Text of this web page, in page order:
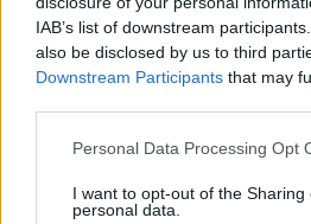
IAB’s list of downstream
also be disclosed by us to third
Downstream Participants that may
Please note that this website/app
not limited to your visit or usage
grant or deny consent to Google
Personal Data Processing Opt
I want to opt-out of the Sharing
personal data.